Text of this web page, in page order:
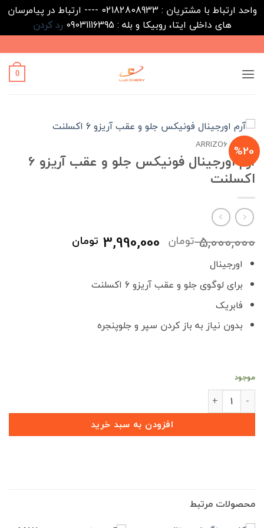
واحد ارتباط با مشتریان : 02182808933 ---- ارتباط در پیامرسان
های داخلی ایتا، روبیکا و بله : 09031116395
رد کردن
to
content
0
%20
خانه /
ARRIZO6
آرم اورجینال فونیکس جلو و عقب آریزو 6
اکسلنت
5,000,000 تومان قیمت
اصلی
بود.
3,990,000 تومان
اورجینال
برای لوگوی جلو و عقب آریزو 6 اکسلنت
فابریک
بدون نیاز به باز کردن سپر و جلوپنجره
موجود
آرم اورجینال فونیکس جلو و عقب آریزو 6 اکسلنت عدد
افزودن به سبد خرید
محصولات مرتبط